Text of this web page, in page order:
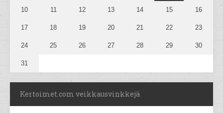
10 11 12 13 14 15 16
17 18 19 20 21 22 23
24 25 26 27 28 29 30
31
Kertoimet.com veikkausvinkkejä